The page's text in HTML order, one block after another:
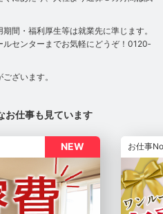
間・福利厚生等は就業先に準じます。
センターまでお気軽にどうぞ！0120‐
ざいます。
お仕事も見ています
NEW お仕事